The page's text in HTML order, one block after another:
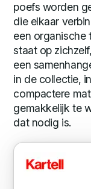
poefs worden
die elkaar
een organische
staat op
een
in de collectie,
compactere
gemakkelijk te
dat nodig is.